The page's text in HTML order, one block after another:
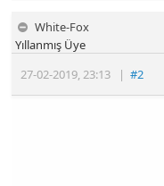
White-Fox
27-02-2019,23:13 |#2
Yıllanmış Üye